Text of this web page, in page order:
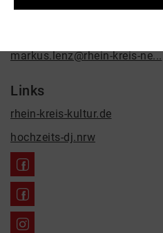
41460 Neuss
markus.lenz@rhein-kreis-ne...
Links
rhein-kreis-kultur.de
hochzeits-dj.nrw